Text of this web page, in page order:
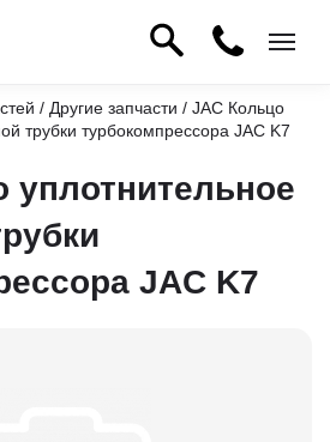
/ Другие запчасти / JAC Кольцо
трубки турбокомпрессора JAC K7
уплотнительное
JAC K7